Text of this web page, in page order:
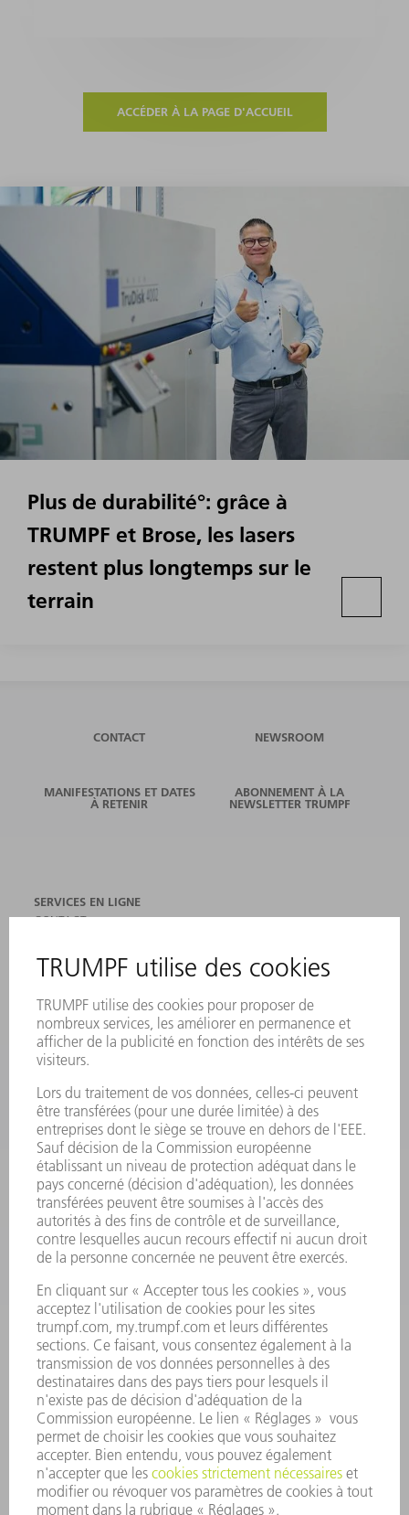
ACCÉDER À LA PAGE D'ACCUEIL
Plus de durabilité°: grâce à
TRUMPF et Brose, les lasers
restent plus longtemps sur le
terrain
CONTACT NEWSROOM
MANIFESTATIONS ET DATES
À RETENIR
ABONNEMENT À LA
NEWSLETTER TRUMPF
SERVICES EN LIGNE
CONTACT
MANIFESTATIONS ET DATES À RETENIR
INSCRIPTION À LA NEWSLETTER
PRODUITS
MACHINES & SYSTÈMES
LASER
ELECTRONIQUE DE PUISSANCE
OUTILS ÉLECTRIQUES
SMART FACTORY
LOGICIEL
SERVICES
APPLICATIONS
SECTEURS D'ACTIVITÉ
ENTREPRISE
CARRIÈRE
OFFRES D'EMPLOI
PROFIL DE L'ENTREPRISE
CONSEIL D'ADMINISTRATION
RAPPORT ANNUEL
PRINCIPES FONDAMENTAUX DE L'ENTREPRISE
CONFORMITÉ
SYSTÈME D'ALERTE
SÉCURITÉ
COMMUNIQUÉS DE PRESSE
MAGAZINE
DURABILITÉ
ENVIRONNEMENT ET CLIMAT
SOCIAL ET SOCIÉTÉ
GESTION D'ENTREPRISE